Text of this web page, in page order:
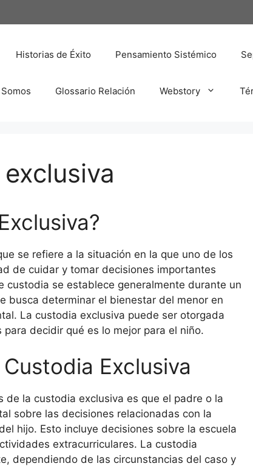
Historias de Éxito Pensamiento Sistémico
Glossario Relación Webstory
se refiere a la situación en la que uno de los
de cuidar y tomar decisiones importantes
custodia se establece generalmente durante un
busca determinar el bienestar del menor en
La custodia exclusiva puede ser otorgada
decidir qué es lo mejor para el niño.
Exclusiva
la custodia exclusiva es que el padre o la
sobre las decisiones relacionadas con la
hijo. Esto incluye decisiones sobre la escuela
extracurriculares. La custodia
dependiendo de las circunstancias del caso y